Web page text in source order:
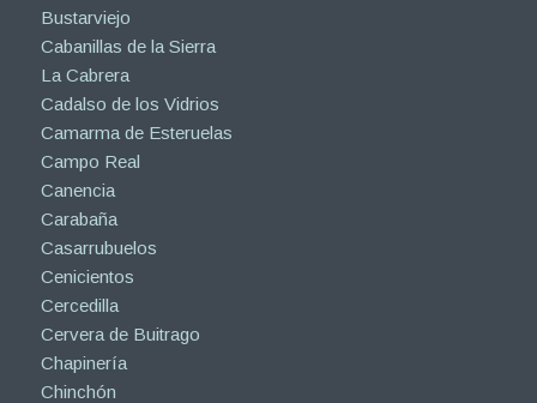
Bustarviejo
Cabanillas de la Sierra
La Cabrera
Cadalso de los Vidrios
Camarma de Esteruelas
Campo Real
Canencia
Carabaña
Casarrubuelos
Cenicientos
Cercedilla
Cervera de Buitrago
Chapinería
Chinchón